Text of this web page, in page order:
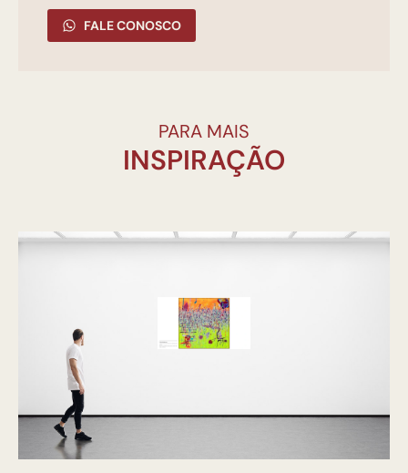
FALE CONOSCO
PARA MAIS
INSPIRAÇÃO